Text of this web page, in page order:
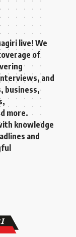
live! We
of
and
business,
more.
knowledge
and